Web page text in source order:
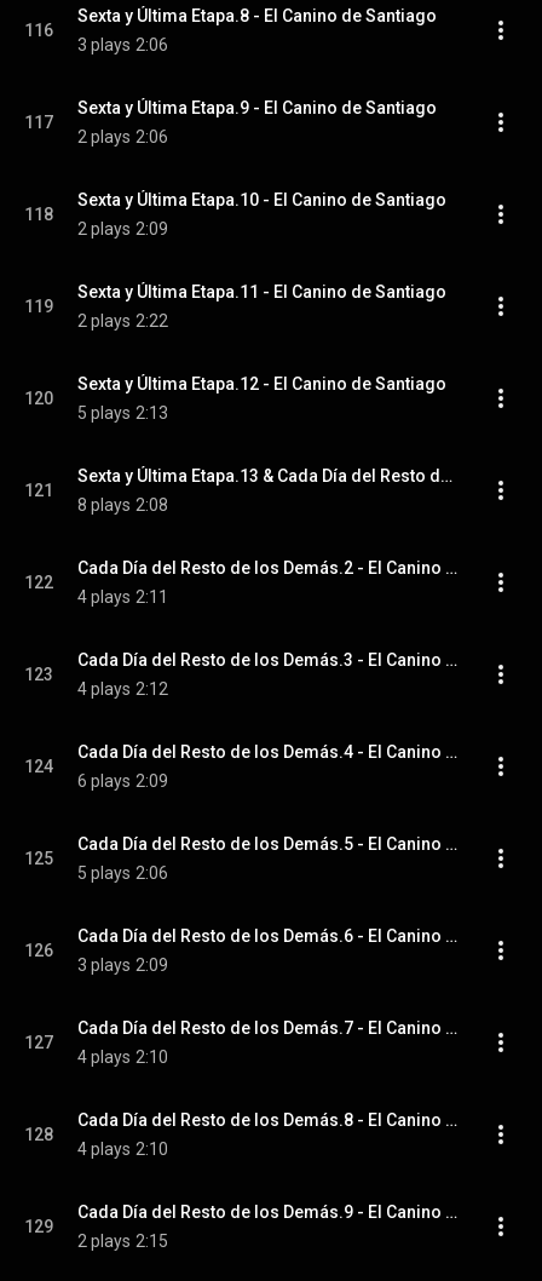
116
Sexta y Última Etapa.8 - El Canino de Santiago
3 plays 2:06
117
Sexta y Última Etapa.9 - El Canino de Santiago
2 plays 2:06
118
Sexta y Última Etapa.10 - El Canino de Santiago
2 plays 2:09
119
Sexta y Última Etapa.11 - El Canino de Santiago
2 plays 2:22
120
Sexta y Última Etapa.12 - El Canino de Santiago
5 plays 2:13
121
Sexta y Última Etapa.13 & Cada Día del Resto de los Demás.1 - El Canino de Santiago
8 plays 2:08
122
Cada Día del Resto de los Demás.2 - El Canino de Santiago
4 plays 2:11
123
Cada Día del Resto de los Demás.3 - El Canino de Santiago
4 plays 2:12
124
Cada Día del Resto de los Demás.4 - El Canino de Santiago
6 plays 2:09
125
Cada Día del Resto de los Demás.5 - El Canino de Santiago
5 plays 2:06
126
Cada Día del Resto de los Demás.6 - El Canino de Santiago
3 plays 2:09
127
Cada Día del Resto de los Demás.7 - El Canino de Santiago
4 plays 2:10
128
Cada Día del Resto de los Demás.8 - El Canino de Santiago
4 plays 2:10
129
Cada Día del Resto de los Demás.9 - El Canino de Santiago
2 plays 2:15